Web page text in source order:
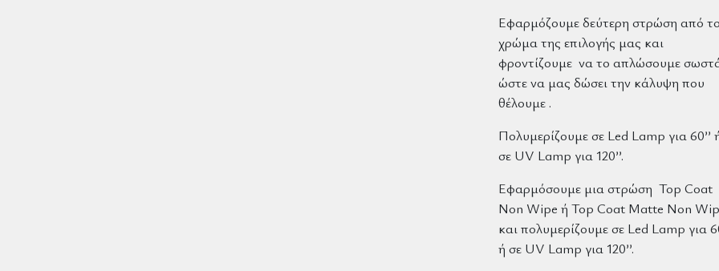
Εφαρμόζουμε δεύτερη στρώση από
χρώμα της επιλογής μας και
φροντίζουμε να το απλώσουμε
ώστε να μας δώσει την κάλυψη που
θέλουμε .
Πολυμερίζουμε σε Led Lamp για 60’’
σε UV Lamp για 120’’.
Εφαρμόσουμε μια στρώση Top Coat
Non Wipe ή Top Coat Matte Non
και πολυμερίζουμε σε Led Lamp για
ή σε UV Lamp για 120’’.